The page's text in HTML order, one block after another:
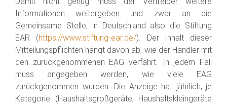
Informationen weitergeben und zwar an die
Gemeinsame Stelle, in Deutschland also die Stiftung
EAR (https://www.stiftung-ear.de/). Der Inhalt dieser
Mitteilungspflichten hängt davon ab, wie der Händler mit
den zurückgenommenen EAG verfährt. In jedem Fall
muss angegeben werden, wie viele EAG
zurückgenommen wurden. Die Anzeige hat jährlich, je
Kategorie (Haushaltsgroßgeräte, Haushaltskleingeräte